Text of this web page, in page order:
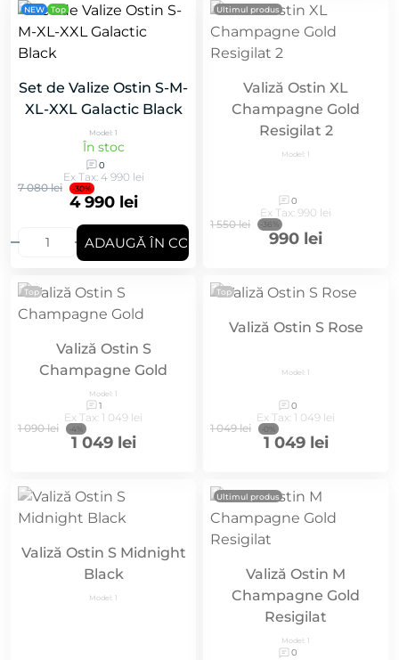
NEW Top
Set de Valize Ostin S-M-
XL-XXL Galactic Black
Model: 1
În stoc
0
Ex Tax: 4 990 lei
7 080 lei
-30%
4 990 lei
ADAUGǍ ÎN COȘ
Ultimul produs
Valiză Ostin XL
Champagne Gold
Resigilat 2
Model: 1
0
Ex Tax: 990 lei
1 550 lei
-36%
990 lei
Top
Valiză Ostin S
Champagne Gold
Model: 1
1
Ex Tax: 1 049 lei
1 090 lei
-4%
1 049 lei
Top
Valiză Ostin S Rose
Model: 1
0
Ex Tax: 1 049 lei
1 049 lei
-0%
1 049 lei
Valiză Ostin S Midnight
Black
Model: 1
Ultimul produs
Valiză Ostin M
Champagne Gold
Resigilat
Model: 1
0